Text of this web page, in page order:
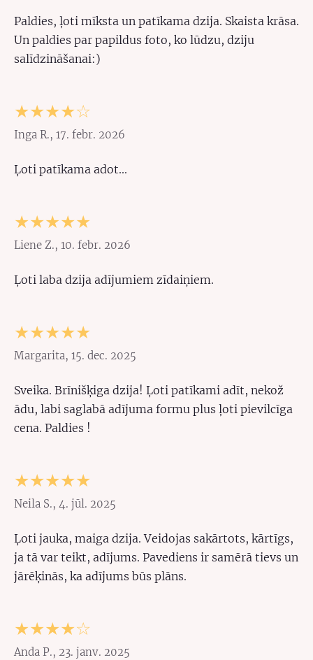
Paldies, ļoti mīksta un patīkama dzija. Skaista krāsa.
Un paldies par papildus foto, ko lūdzu, dziju
salīdzināšanai:)
★★★★☆
Inga R., 17. febr. 2026
Ļoti patīkama adot...
★★★★★
Liene Z., 10. febr. 2026
Ļoti laba dzija adījumiem zīdaiņiem.
★★★★★
Margarita, 15. dec. 2025
Sveika. Brīnišķiga dzija! Ļoti patīkami adīt, nekož
ādu, labi saglabā adījuma formu plus ļoti pievilcīga
cena. Paldies !
★★★★★
Neila S., 4. jūl. 2025
Ļoti jauka, maiga dzija. Veidojas sakārtots, kārtīgs,
ja tā var teikt, adījums. Pavediens ir samērā tievs un
jārēķinās, ka adījums būs plāns.
★★★★☆
Anda P., 23. janv. 2025